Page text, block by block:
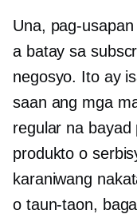
Una, pag-
a batay sa
negosyo. Ito ay
saan ang mga
regular na
produkto o
karaniwang
o taun-taon,